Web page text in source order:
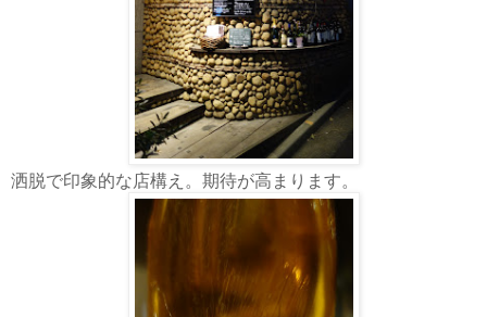
洒脱で印象的な店構え。期待が高まります。